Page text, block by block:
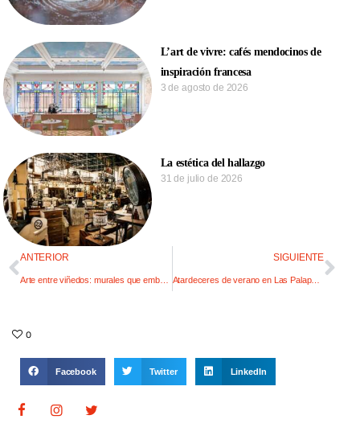
L’art de vivre: cafés mendocinos de
inspiración francesa
3 de agosto de 2026
La estética del hallazgo
31 de julio de 2026
ANTERIOR
Arte entre viñedos: murales que embellecen bodegas mendocinas
SIGUIENTE
Atardeceres de verano en Las Palapas: magia, música y naturaleza
0
Facebook Twitter LinkedIn